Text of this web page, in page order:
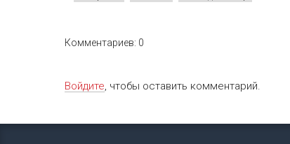
Комментариев: 0
Войдите, чтобы оставить комментарий.